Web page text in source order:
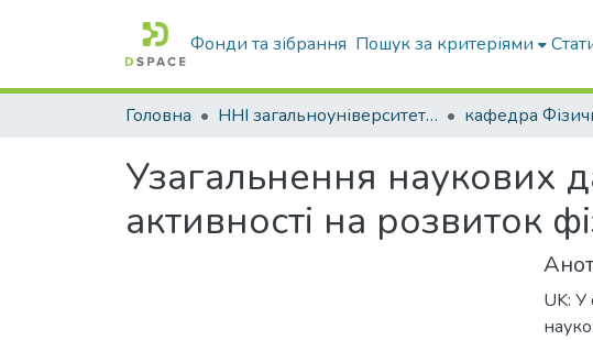
Фонди та зібрання Пошук за критеріями
Головна ННІ загальноуніверситетської підготовки
Узагальнення наукових
активності на розвиток
UK: У